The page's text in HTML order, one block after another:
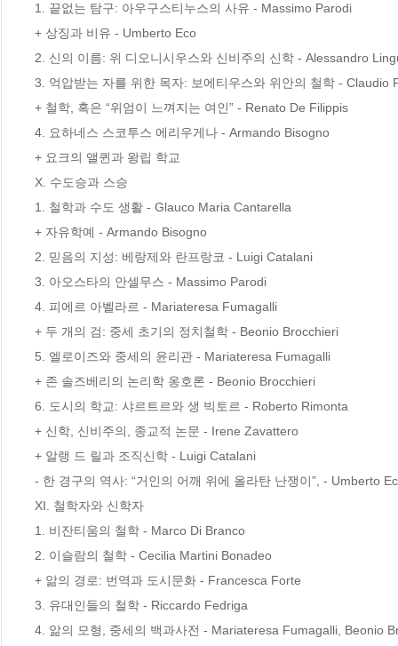
1. 끝없는 탐구: 아우구스티누스의 사유 - Massimo Parodi
+ 상징과 비유 - Umberto Eco
2. 신의 이름: 위 디오니시우스와 신비주의 신학 - Alessandro
3. 억압받는 자를 위한 목자: 보에티우스와 위안의 철학 - Claudio
+ 철학, 혹은 “위엄이 느껴지는 여인” - Renato De Filippis
4. 요하네스 스코투스 에리우게나 - Armando Bisogno
+ 요크의 앨퀸과 왕립 학교
X. 수도승과 스승
1. 철학과 수도 생활 - Glauco Maria Cantarella
+ 자유학예 - Armando Bisogno
2. 믿음의 지성: 베랑제와 란프랑코 - Luigi Catalani
3. 아오스타의 안셀무스 - Massimo Parodi
4. 피에르 아벨라르 - Mariateresa Fumagalli
+ 두 개의 검: 중세 초기의 정치철학 - Beonio Brocchieri
5. 엘로이즈와 중세의 윤리관 - Mariateresa Fumagalli
+ 존 솔즈베리의 논리학 옹호론 - Beonio Brocchieri
6. 도시의 학교: 샤르트르와 생 빅토르 - Roberto Rimonta
+ 신학, 신비주의, 종교적 논문 - Irene Zavattero
+ 알랭 드 릴과 조직신학 - Luigi Catalani
- 한 경구의 역사: “거인의 어깨 위에 올라탄 난쟁이”, - Umberto
XI. 철학자와 신학자
1. 비잔티움의 철학 - Marco Di Branco
2. 이슬람의 철학 - Cecilia Martini Bonadeo
+ 앎의 경로: 번역과 도시문화 - Francesca Forte
3. 유대인들의 철학 - Riccardo Fedriga
4. 앎의 모형, 중세의 백과사전 - Mariateresa Fumagalli, Beonio